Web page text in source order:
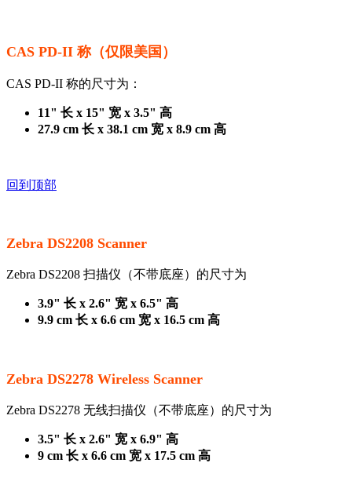
CAS PD-II 称（仅限美国）
CAS PD-II 称的尺寸为：
11" 长 x 15" 宽 x 3.5" 高
27.9 cm 长 x 38.1 cm 宽 x 8.9 cm 高
回到顶部
Zebra DS2208 Scanner
Zebra DS2208 扫描仪（不带底座）的尺寸为
3.9" 长 x 2.6" 宽 x 6.5" 高
9.9 cm 长 x 6.6 cm 宽 x 16.5 cm 高
Zebra DS2278 Wireless Scanner
Zebra DS2278 无线扫描仪（不带底座）的尺寸为
3.5" 长 x 2.6" 宽 x 6.9" 高
9 cm 长 x 6.6 cm 宽 x 17.5 cm 高